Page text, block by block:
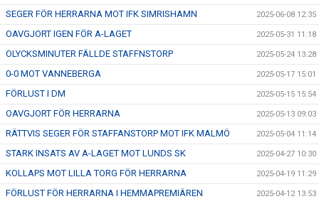
SEGER FÖR HERRARNA MOT IFK SIMRISHAMN 2025-06-08 12:35
OAVGJORT IGEN FÖR A-LAGET 2025-05-31 11:18
OLYCKSMINUTER FÄLLDE STAFFNSTORP 2025-05-24 13:28
0-0 MOT VANNEBERGA 2025-05-17 15:01
FÖRLUST I DM 2025-05-15 15:54
OAVGJORT FÖR HERRARNA 2025-05-13 09:03
RÄTTVIS SEGER FÖR STAFFANSTORP MOT IFK MALMÖ 2025-05-04 11:14
STARK INSATS AV A-LAGET MOT LUNDS SK 2025-04-27 10:30
KOLLAPS MOT LILLA TORG FÖR HERRARNA 2025-04-19 11:29
FÖRLUST FÖR HERRARNA I HEMMAPREMIÄREN 2025-04-12 13:53